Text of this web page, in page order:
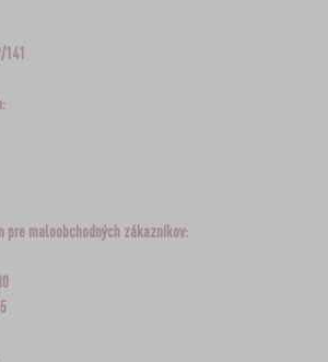
pre maloobchodných zákazníkov: